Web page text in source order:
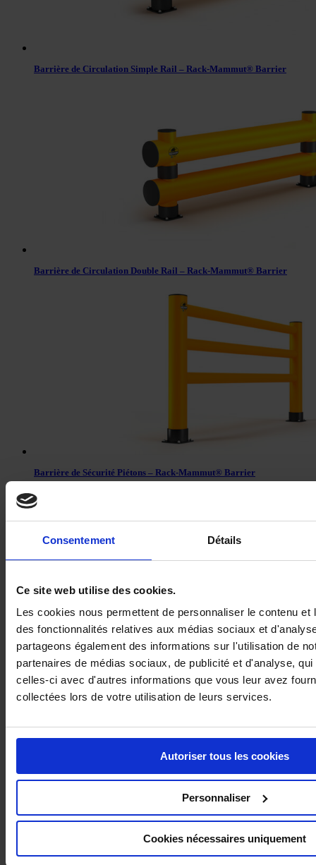
Consentement Détails
Ce site web utilise des cookies.
Les cookies nous permettent de personnaliser le contenu et
des fonctionnalités relatives aux médias sociaux et
partageons également des informations sur l'utilisation de
partenaires de médias sociaux, de publicité et d'analyse,
celles-ci avec d'autres informations que vous leur avez
collectées lors de votre utilisation de leurs services.
Autoriser tous les cookies
Personnaliser
Cookies nécessaires uniquement
Barrière de Circulation Simple Rail – Rack-Mammut® Barrier
Barrière de Circulation Double Rail – Rack-Mammut® Barrier
Barrière de Sécurité Piétons – Rack-Mammut® Barrier
Barrière de Sécurité Piétons Simple Pare-Chocs – Rack-Mammut®
Barrier